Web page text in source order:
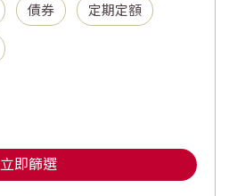
債券 定期定額
立即篩選